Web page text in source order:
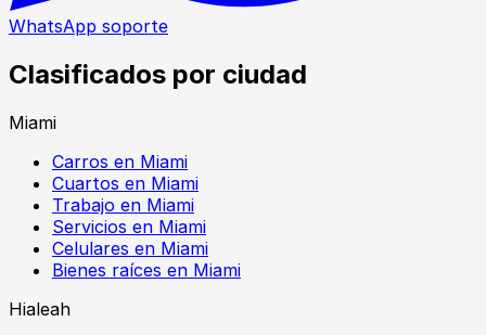
WhatsApp soporte
Clasificados por ciudad
Miami
Carros en Miami
Cuartos en Miami
Trabajo en Miami
Servicios en Miami
Celulares en Miami
Bienes raíces en Miami
Hialeah